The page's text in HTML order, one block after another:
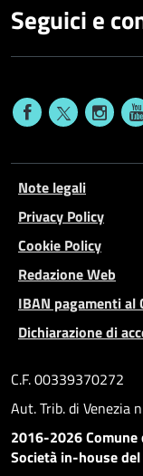
Seguici e
Note legali
Privacy Policy
Cookie Policy
Redazione Web
IBAN pagamenti al
Dichiarazione di
C.F. 00339370272
Aut. Trib. di Venezia
2016-2026 Comune
Società in-house